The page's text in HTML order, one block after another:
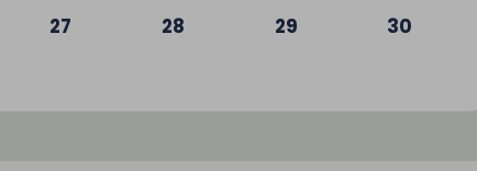
27 28 29
30